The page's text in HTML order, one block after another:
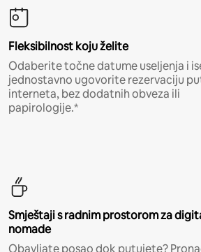
Fleksibilnost koju želite
Odaberite točne datume useljenja i
jednostavno ugovorite rezervaciju
interneta, bez dodatnih obveza ili
papirologije.*
Smještaji s radnim prostorom za
nomade
Obavljate posao dok putujete?